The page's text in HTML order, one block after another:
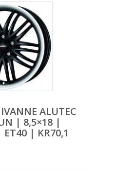
ALUTEC
| 8,5×18 |
| KR70,1